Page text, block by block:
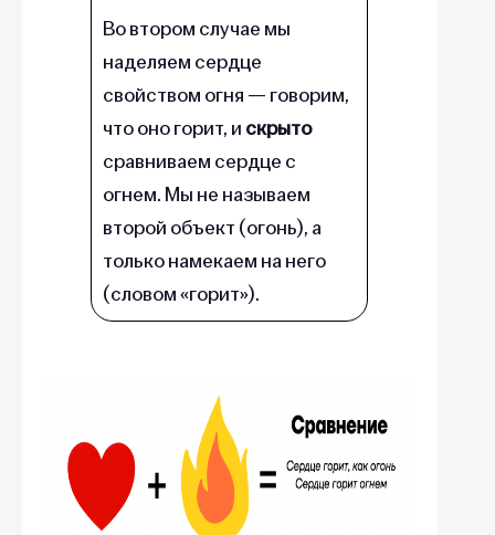
Во втором случае мы
наделяем сердце
свойством огня — говорим,
что оно горит, и скрыто
сравниваем сердце с
огнем. Мы не называем
второй объект (огонь), а
только намекаем на него
(словом «горит»).